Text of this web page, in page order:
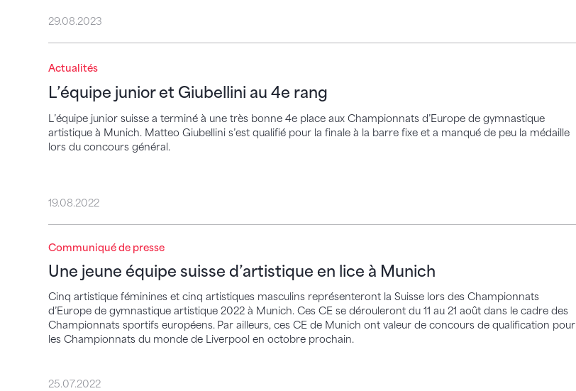
29.08.2023
Actualités
L’équipe junior et Giubellini au 4e rang
L’équipe junior suisse a terminé à une très bonne 4e place aux Championnats d’Europe de gymnastique
artistique à Munich. Matteo Giubellini s’est qualifié pour la finale à la barre fixe et a manqué de peu la médaille
lors du concours général.
L’équipe junior et Giubellini au 4e rang
19.08.2022
Communiqué de presse
Une jeune équipe suisse d’artistique en lice à Munich
Cinq artistique féminines et cinq artistiques masculins représenteront la Suisse lors des Championnats
d’Europe de gymnastique artistique 2022 à Munich. Ces CE se dérouleront du 11 au 21 août dans le cadre des
Championnats sportifs européens. Par ailleurs, ces CE de Munich ont valeur de concours de qualification pour
les Championnats du monde de Liverpool en octobre prochain.
Une jeune équipe suisse d’artistique en lice à Munich
25.07.2022